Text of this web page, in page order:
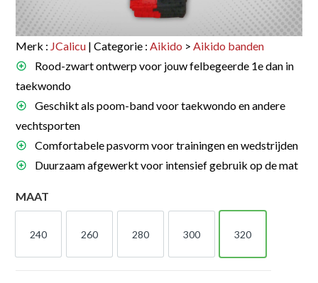
Merk : JCalicu | Categorie :Aikido >Aikido banden
Rood-zwart ontwerp voor jouw felbegeerde 1e dan in
taekwondo
Geschikt als poom-band voor taekwondo en andere
vechtsporten
Comfortabele pasvorm voor trainingen en wedstrijden
Duurzaam afgewerkt voor intensief gebruik op de mat
MAAT
240
240
260
260
280
280
300
300
320
320